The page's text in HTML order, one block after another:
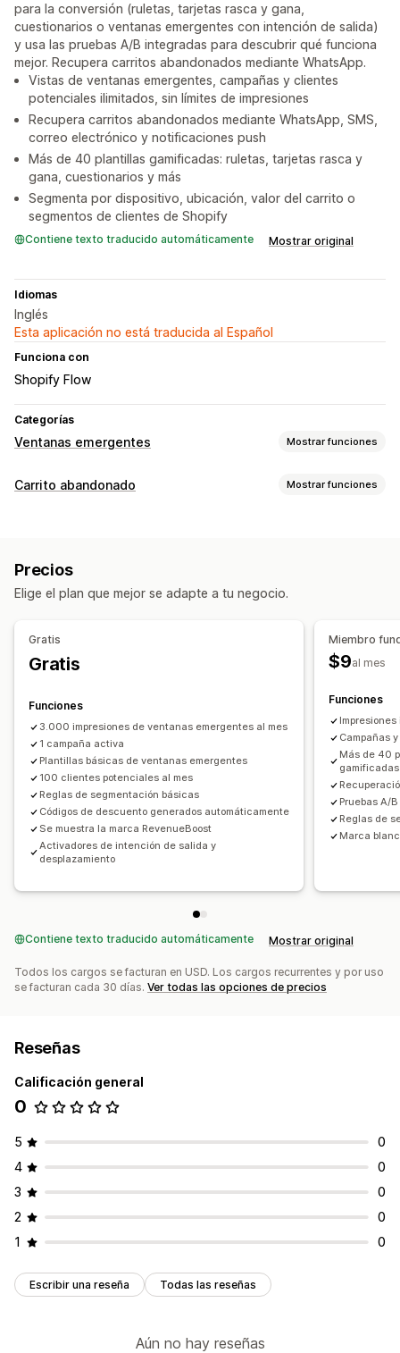
para la conversión (ruletas, tarjetas rasca y gana,
cuestionarios o ventanas emergentes con intención de salida)
y usa las pruebas A/B integradas para descubrir qué funciona
mejor. Recupera carritos abandonados mediante WhatsApp.
Vistas de ventanas emergentes, campañas y clientes
potenciales ilimitados, sin límites de impresiones
Recupera carritos abandonados mediante WhatsApp, SMS,
correo electrónico y notificaciones push
Más de 40 plantillas gamificadas: ruletas, tarjetas rasca y
gana, cuestionarios y más
Segmenta por dispositivo, ubicación, valor del carrito o
segmentos de clientes de Shopify
Contiene texto traducido automáticamente Mostrar original
Idiomas
Inglés
Esta aplicación no está traducida al Español
Funciona con
Shopify Flow
Categorías
Ventanas emergentes Mostrar funciones
Tipos de ventanas emergentes
Ventanas emergentes de carrito
Descuentos Ruleta Cuentas regresivas Boletines
Ventanas emergentes de advertencia
Herramienta de edición
Código personalizado
Fuentes personalizadas Localización
Lista de captura de correos electrónicos
Activadores y reglas Segmentación
Geolocalización
Segmentación Etiquetas Informes
Informes y estadísticas
Prueba A/B Seguimiento
Carrito abandonado Mostrar funciones
Ventanas emergentes de salida
Notificaciones web automáticas
Carrito en varios dispositivos
Ventanas emergentes de suscripción
Seguimiento de conversión
Flujos de trabajos automatizados
Opciones de muestra
Promoción de marca personalizada
Creador de ventanas emergentes
Códigos de descuento personalizados
Activadores
Plantillas Widgets personalizables
Prueba A/B
Seguimiento del comportamiento
Precios
Elige el plan que mejor se adapte a tu negocio.
Gratis
Gratis
Funciones
3.000 impresiones de ventanas emergentes al mes
1 campaña activa
Plantillas básicas de ventanas emergentes
100 clientes potenciales al mes
Reglas de segmentación básicas
Códigos de descuento generados automáticamente
Se muestra la marca RevenueBoost
Activadores de intención de salida y
desplazamiento
Miembro
$9al mes
Funciones
Campañas
Más de 40
gamificadas
Pruebas A/
Reglas de
Marca
Contiene texto traducido automáticamente Mostrar original
Todos los cargos se facturan en USD. Los cargos recurrentes y por uso
se facturan cada 30 días. Ver todas las opciones de precios
Reseñas
Calificación general
0
5
0
4
0
3
0
2
0
1
0
Escribir una reseña Todas las reseñas
Aún no hay reseñas